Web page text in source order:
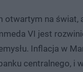
otwartym na świat,
VI jest
Inflacja w
centralnego, i